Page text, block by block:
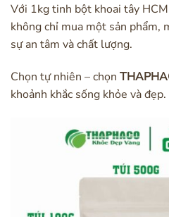
Với 1kg tinh bột khoai tây
không chỉ mua một sản phẩm,
sự an tâm và chất lượng.
Chọn tự nhiên – chọn
khoảnh khắc sống khỏe và đẹp.